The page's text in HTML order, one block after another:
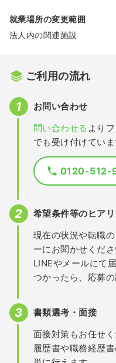
就業場所の変更範囲
法人内の関連施設
ご利用の流れ
お問い合わせ
問い合わせる より
でも受け付けていま
0120-512-
希望条件等のヒア
現在の状況や転職
ーにお聞かせくださ
LINEやメールにて
つかったら、応募
書類選考・面接
面接対策もお任せく
履歴書や職務経歴